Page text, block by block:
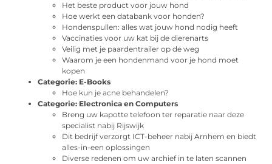
Het beste product voor jouw hond
Hoe werkt een databank voor honden?
Hondenspullen: alles wat jouw hond nodig heeft
Vaccinaties voor uw kat bij de dierenarts
Veilig met je paardentrailer op de weg
Waarom je een hondenmand voor je hond moet
kopen
Categorie: E-Books
Hoe kun je acne behandelen?
Categorie: Electronica en Computers
Breng uw kapotte telefoon ter reparatie naar deze
specialist nabij Rijswijk
Dit bedrijf verzorgt ICT-beheer nabij Arnhem en biedt
alles-in-een oplossingen
Diverse redenen om uw archief in te laten scannen